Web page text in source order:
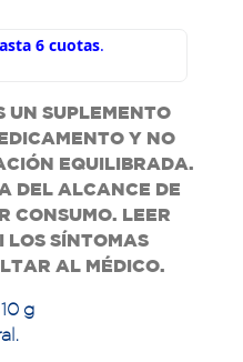
UN SUPLEMENTO
Y NO
EQUILIBRADA.
DEL ALCANCE DE
CONSUMO. LEER
LOS SÍNTOMAS
AL MÉDICO.
g